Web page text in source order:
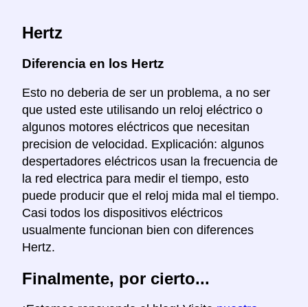
Hertz
Diferencia en los Hertz
Esto no deberia de ser un problema, a no ser
que usted este utilisando un reloj eléctrico o
algunos motores eléctricos que necesitan
precision de velocidad. Explicación: algunos
despertadores eléctricos usan la frecuencia de
la red electrica para medir el tiempo, esto
puede producir que el reloj mida mal el tiempo.
Casi todos los dispositivos eléctricos
usualmente funcionan bien con diferences
Hertz.
Finalmente, por cierto...